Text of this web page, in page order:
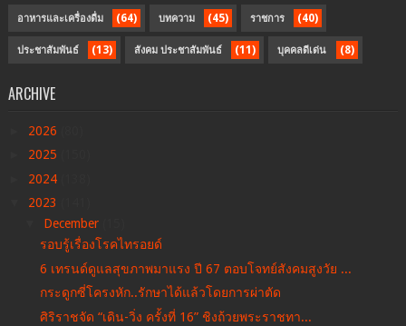
อาหารและเครื่องดื่ม (64) บทความ (45) ราชการ (40)
ประชาสัมพันธ์ (13) สังคม ประชาสัมพันธ์ (11) บุคคลดีเด่น (8)
ARCHIVE
2026
2025
2024
2023
December
รอบรู้เรื่องโรคไทรอยด์
6 เทรนด์ดูแลสุขภาพมาแรง ปี 67 ตอบโจทย์สังคมสูงวัย ...
กระดูกซี่โครงหัก..รักษาได้แล้วโดยการผ่าตัด
ศิริราชจัด “เดิน-วิ่ง ครั้งที่ 16” ชิงถ้วยพระราชทา...